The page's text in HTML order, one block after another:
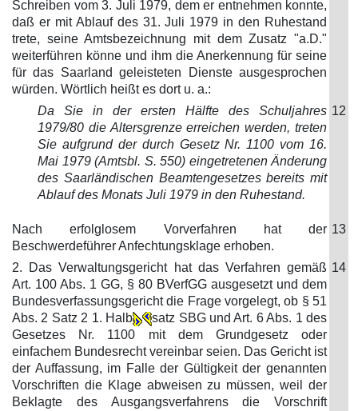
Schreiben vom 3. Juli 1979, dem er entnehmen konnte,
daß er mit Ablauf des 31. Juli 1979 in den Ruhestand
trete, seine Amtsbezeichnung mit dem Zusatz "a.D."
weiterführen könne und ihm die Anerkennung für seine
für das Saarland geleisteten Dienste ausgesprochen
würden. Wörtlich heißt es dort u. a.:
Da Sie in der ersten Hälfte des Schuljahres
1979/80 die Altersgrenze erreichen werden, treten
Sie aufgrund der durch Gesetz Nr. 1100 vom 16.
Mai 1979 (Amtsbl. S. 550) eingetretenen Änderung
des Saarländischen Beamtengesetzes bereits mit
Ablauf des Monats Juli 1979 in den Ruhestand.
12
Nach erfolglosem Vorverfahren hat der
Beschwerdeführer Anfechtungsklage erhoben.
13
2. Das Verwaltungsgericht hat das Verfahren gemäß
Art. 100 Abs. 1 GG, § 80 BVerfGG ausgesetzt und dem
Bundesverfassungsgericht die Frage vorgelegt, ob § 51
Abs. 2 Satz 2 1. Halb
satz SBG und Art. 6 Abs. 1 des
Gesetzes Nr. 1100 mit dem Grundgesetz oder
einfachem Bundesrecht vereinbar seien. Das Gericht ist
der Auffassung, im Falle der Gültigkeit der genannten
Vorschriften die Klage abweisen zu müssen, weil der
Beklagte des Ausgangsverfahrens die Vorschrift
14